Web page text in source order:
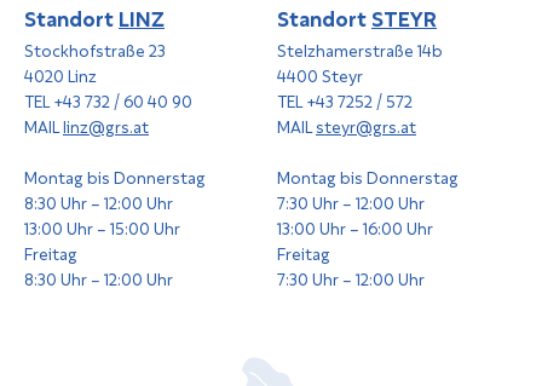
StandortLINZ
Stockhofstraße 23
4020 Linz
TEL +43 732 / 60 40 90
MAILlinz@grs.at
Montag bis Donnerstag
8:30 Uhr – 12:00 Uhr
13:00 Uhr – 15:00 Uhr
Freitag
8:30 Uhr – 12:00 Uhr
StandortSTEYR
Stelzhamerstraße 14b
4400 Steyr
TEL +43 7252 / 572
MAILsteyr@grs.at
Montag bis Donnerstag
7:30 Uhr – 12:00 Uhr
13:00 Uhr – 16:00 Uhr
Freitag
7:30 Uhr – 12:00 Uhr